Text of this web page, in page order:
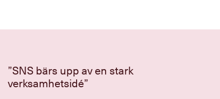
”SNS bärs upp av en stark
verksamhetsidé”